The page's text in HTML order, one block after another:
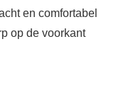
en comfortabel
op de voorkant